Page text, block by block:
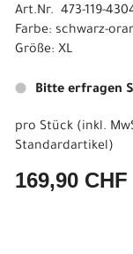
Art.Nr. 473-119-
Farbe: schwarz-
Größe: XL
Bitte erfragen
pro Stück (inkl.
Standardartikel)
169,90 CHF